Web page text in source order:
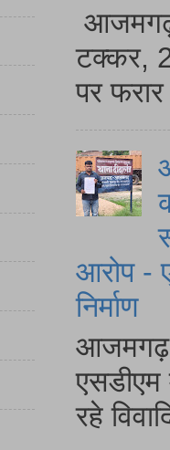
आजमगढ़
टक्कर,
पर
आरोप -
निर्माण
आजमगढ़
एसडीएम
रहे